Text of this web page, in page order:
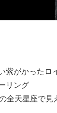
紫がかった
リング
全天星座で